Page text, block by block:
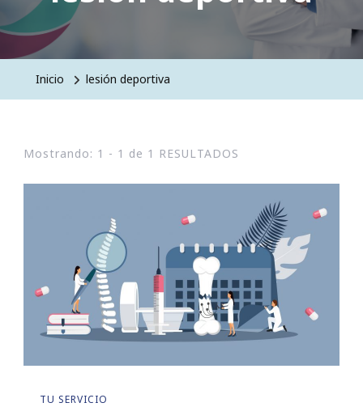
Inicio lesión deportiva
Mostrando: 1 - 1 de 1 RESULTADOS
TU SERVICIO